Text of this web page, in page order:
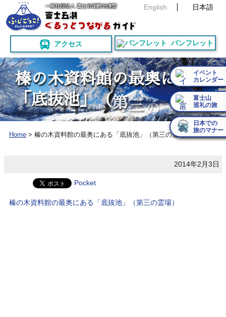
English 日本語
アクセス パンフレット
イベント
カレンダー
富士山
巡礼の旅
日本での
旅のマナー
榛の木資料館の最奥にあ る
「底抜池」（第三の霊
Home > 榛の木資料館の最奥にある「底抜池」（第三の霊場）
2014年2月3日
Pocket
榛の木資料館の最奥にある「底抜池」（第三の霊場）